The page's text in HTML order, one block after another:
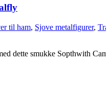
til ham, Sjove metalfigurer,
dette smukke Sopthwith